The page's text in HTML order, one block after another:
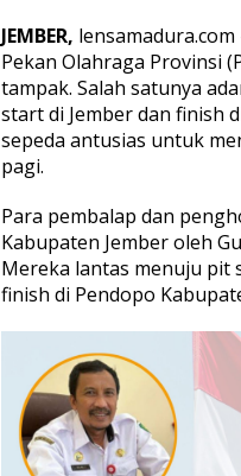
m
2
0
2
2
JEMBER,
Pekan Olahraga Provinsi
tampak. Salah satunya
start di Jember dan finish
sepeda antusias untuk
pagi.
Para pembalap dan
Kabupaten Jember oleh
Mereka lantas menuju pit
finish di Pendopo